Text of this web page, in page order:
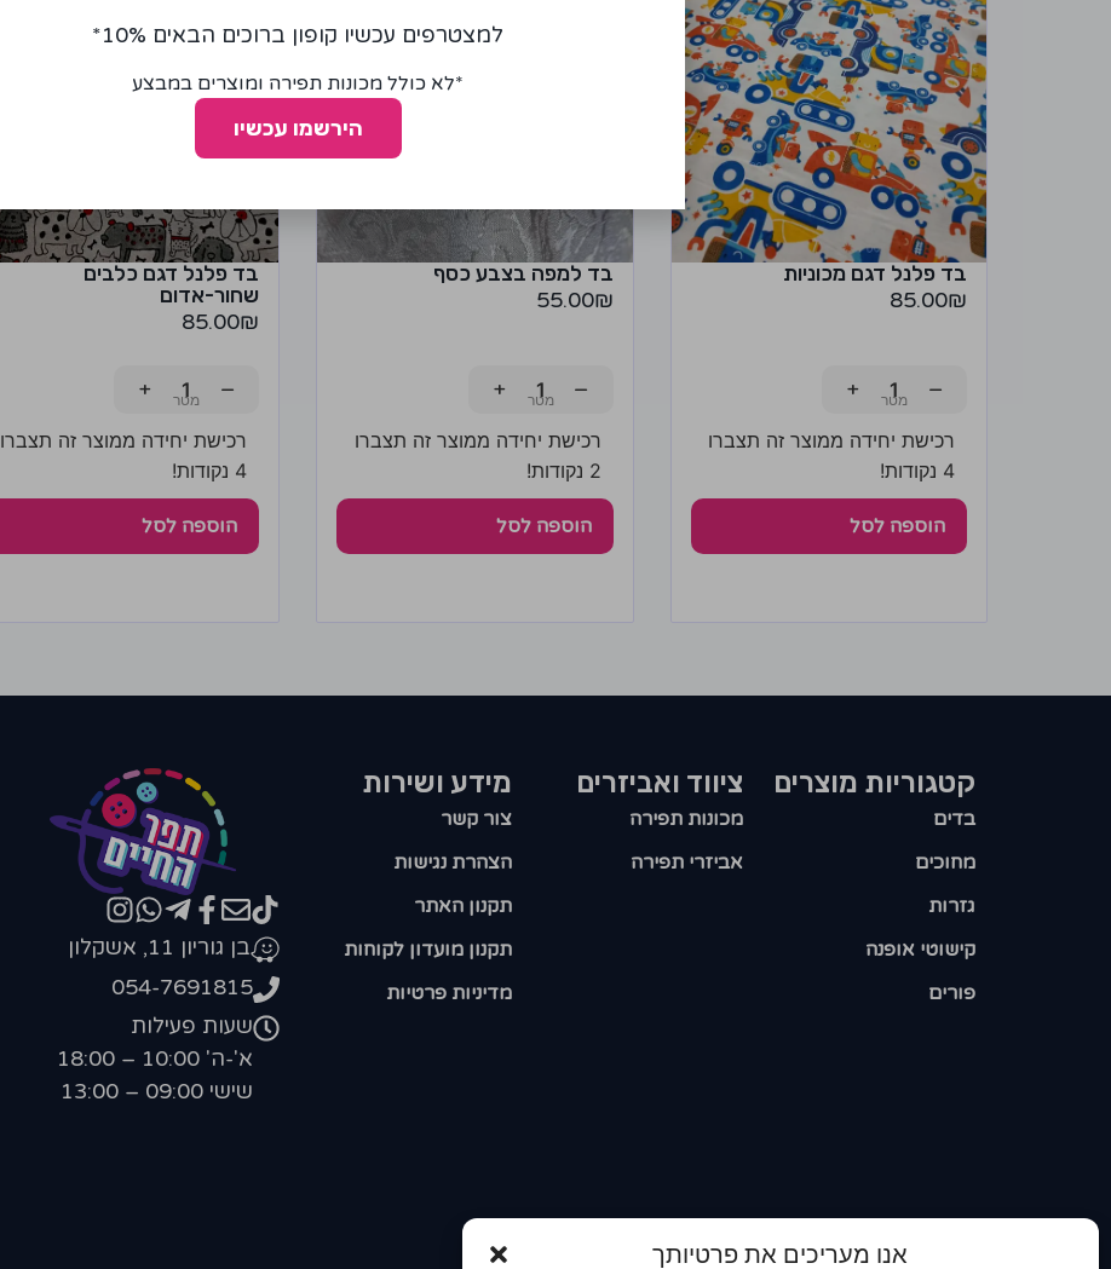
אנו מעריכים את פרטיותך
בד פלנל דגם מכוניות
85.00₪
−
+
רכישת יחידה ממוצר זה תצברו
4 נקודות!
הוספה לסל
בד למפה בצבע כסף
55.00₪
−
+
רכישת יחידה ממוצר זה תצברו
2 נקודות!
הוספה לסל
בד פלנל דגם כלבים
שחור-אדום
85.00₪
−
+
רכישת יחידה ממוצר זה תצברו
4 נקודות!
הוספה לסל
קטגוריות מוצרים​
בדים
מחוכים
גזרות
קישוטי אופנה
פורים
ציווד ואביזרים
מכונות תפירה
אביזרי תפירה
מידע ושירות
צור קשר
הצהרת נגישות
תקנון האתר
תקנון מועדון לקוחות
מדיניות פרטיות
בן גוריון 11, אשקלון
054-7691815
שעות פעילות
א'-ה' 10:00 – 18:00
שישי 09:00 – 13:00
למצטרפים עכשיו קופון ברוכים הבאים 10%*
*לא כולל מכונות תפירה ומוצרים במבצע
הירשמו עכשיו